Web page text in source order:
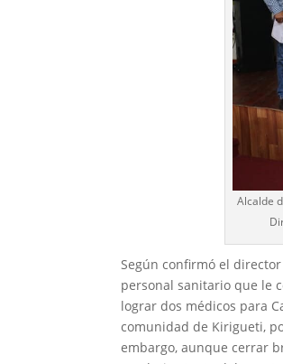
Alcalde
Según confirmó el
personal sanitario que le
lograr dos médicos para
comunidad de Kirigueti,
embargo, aunque cerrar